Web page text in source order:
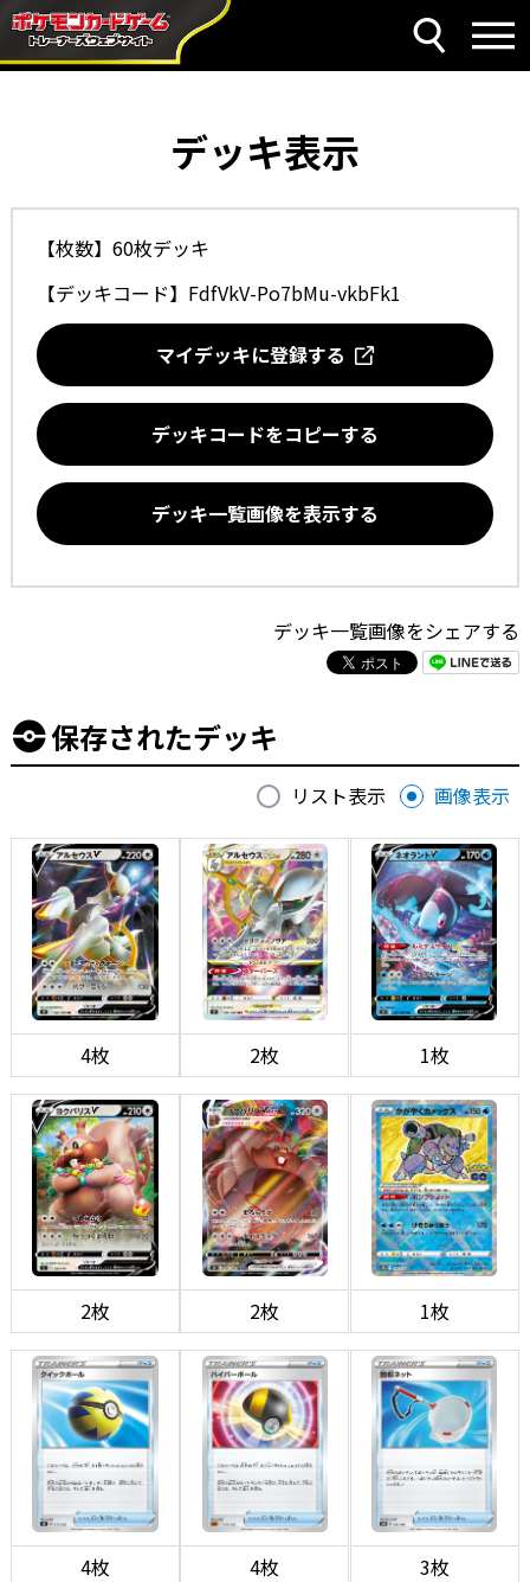
デッキ表示
【枚数】60枚デッキ
【デッキコード】 FdfVkV-Po7bMu-vkbFk1
マイデッキに登録する
デッキコードをコピーする
デッキ一覧画像を表示する
デッキ一覧画像をシェアする
保存されたデッキ
リスト表示 画像表示
4枚 2枚 1枚
2枚 2枚 1枚
4枚 4枚 3枚